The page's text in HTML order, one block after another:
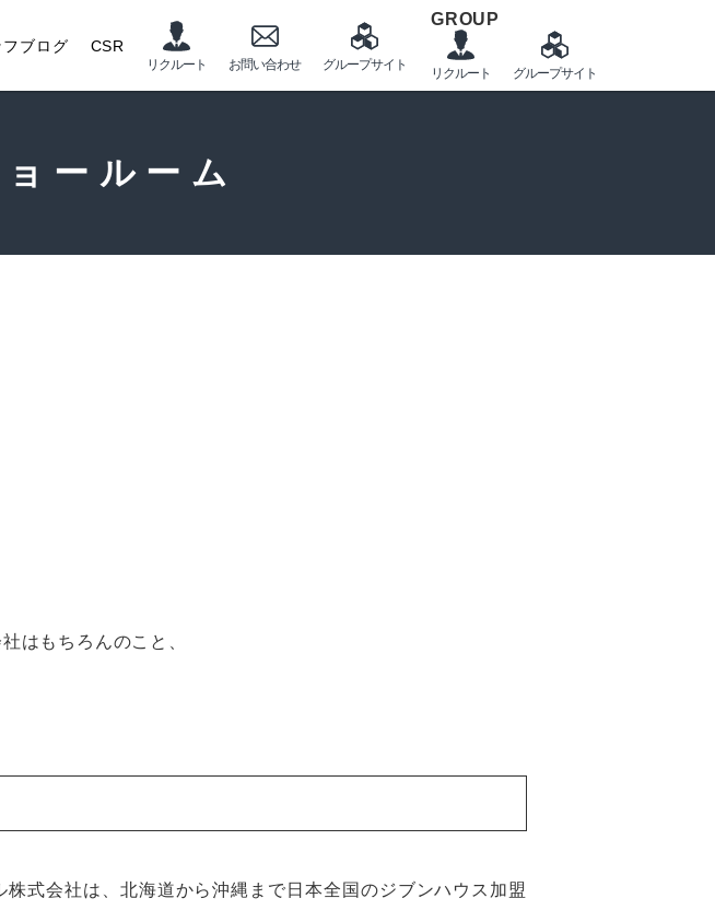
フブログ CSR
GROUP
ールーム
はもちろんのこと、
株式会社は、北海道から沖縄まで日本全国のジブンハウス加盟